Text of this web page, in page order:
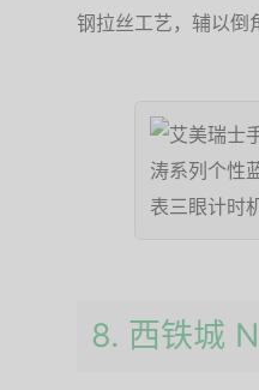
钢拉丝工艺，辅以倒
8. 西铁城